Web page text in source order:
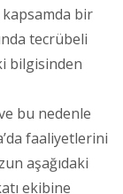
bir
tecrübeli
bilgisinden
bu nedenle
faaliyetlerini
aşağıdaki
ekibine